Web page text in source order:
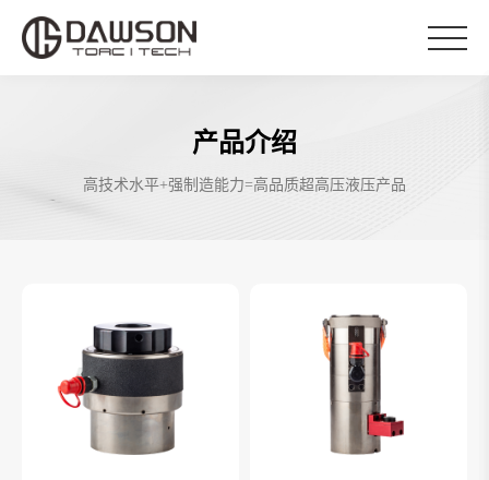
产品介绍
高技术水平+强制造能力=高品质超高压液压产品